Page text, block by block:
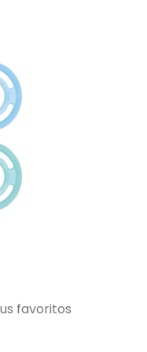
favoritos